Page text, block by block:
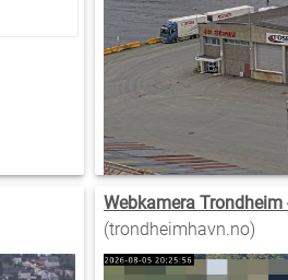
Webkamera
(trondheimhavn.no)